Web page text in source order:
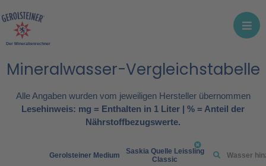
Der Mineralienrechner
Mineralwasser-Vergleichstabelle
Alle Angaben wurden vom jeweiligen Hersteller übernommen
Lesehinweis: mg = Enthalten in 1 Liter | % = Anteil der
Nährstoffbezugswerte.
Gerolsteiner Medium
Saskia Quelle Leissling
Classic